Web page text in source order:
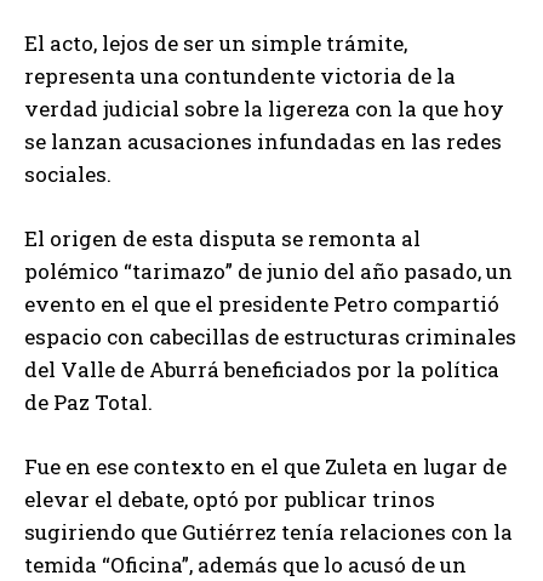
El acto, lejos de ser un simple trámite,
representa una contundente victoria de la
verdad judicial sobre la ligereza con la que hoy
se lanzan acusaciones infundadas en las redes
sociales.
El origen de esta disputa se remonta al
polémico “tarimazo” de junio del año pasado, un
evento en el que el presidente Petro compartió
espacio con cabecillas de estructuras criminales
del Valle de Aburrá beneficiados por la política
de Paz Total.
Fue en ese contexto en el que Zuleta en lugar de
elevar el debate, optó por publicar trinos
sugiriendo que Gutiérrez tenía relaciones con la
temida “Oficina”, además que lo acusó de un